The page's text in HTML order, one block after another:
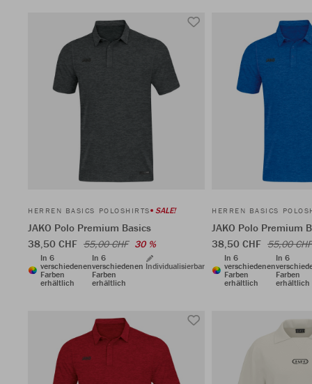
HERREN BASICS POLOSHIRTS SALE!
JAKO Polo Premium Basics
38,50 CHF 55,00 CHF 30 %
In 6
verschiedenen
Farben
erhältlich
In 6
verschiedenen
Farben
erhältlich
Individualisierbar
HERREN BASICS
JAKO Polo Premium
38,50 CHF 55,00 CHF
In 6
verschiedenen
Farben
erhältlich
In 6
Farben
erhältlich